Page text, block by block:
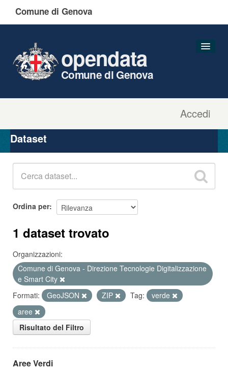
Comune di Genova
Accedi
opendata
Comune di Genova
Organizzazioni
Gruppi
Dataset
Ordina per
1 dataset trovato
Organizzazioni:
Comune di Genova - Direzione Tecnologie Digitalizzazione
e Smart City
Formati:
GeoJSON ZIP Tag:
verde
aree
Risultato del Filtro
Aree Verdi